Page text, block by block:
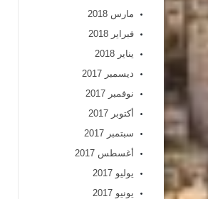
مارس 2018
فبراير 2018
يناير 2018
ديسمبر 2017
نوفمبر 2017
أكتوبر 2017
سبتمبر 2017
أغسطس 2017
يوليو 2017
يونيو 2017